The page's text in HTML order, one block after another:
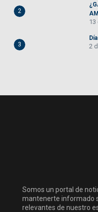
2
13
3 2
Somos un portal de
mantenerte informado
relevantes de nuestro